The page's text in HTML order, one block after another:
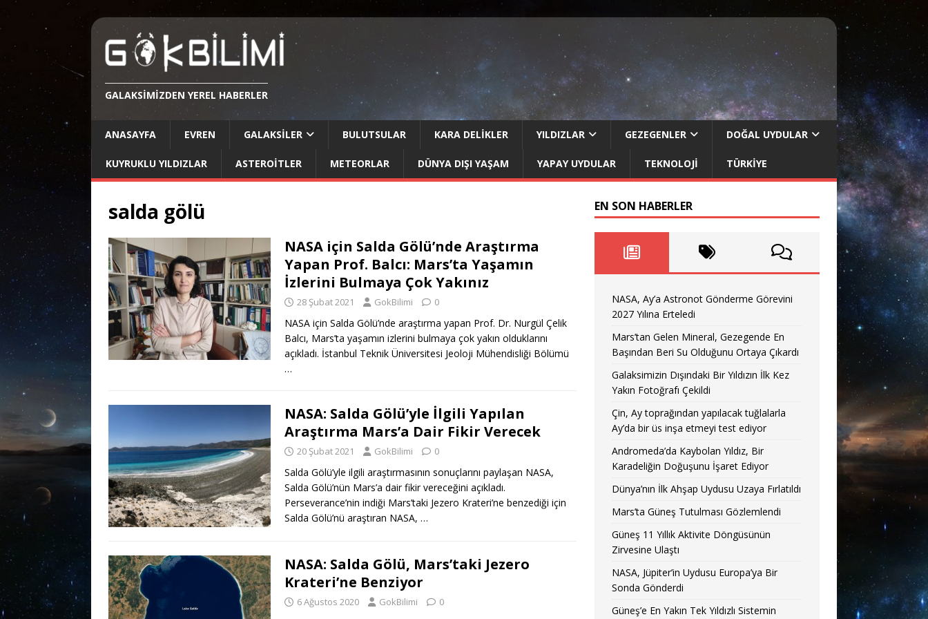
GALAKSIMIZDEN YEREL HABERLER
ANASAYFA EVREN GALAKSILER BULUTSULAR KARA DELIKLER YILDIZLAR GEZEGENLER DOĞAL UYDULAR
KUYRUKLU YILDIZLAR ASTEROITLER METEORLAR DÜNYA DIŞI YAŞAM YAPAY UYDULAR TEKNOLOJI TÜRKIYE
salda gölü
NASA için Salda Gölü’nde Araştırma
Yapan Prof. Balcı: Mars’ta Yaşamın
İzlerini Bulmaya Çok Yakınız
28 Şubat 2021 GokBilimi 0
NASA için Salda Gölü’nde araştırma yapan Prof. Dr. Nurgül Çelik
Balcı, Mars’ta yaşamın izlerini bulmaya çok yakın olduklarını
açıkladı. İstanbul Teknik Üniversitesi Jeoloji Mühendisliği Bölümü
…
NASA: Salda Gölü’yle İlgili Yapılan
Araştırma Mars’a Dair Fikir Verecek
20 Şubat 2021 GokBilimi 0
Salda Gölü’yle ilgili araştırmasının sonuçlarını paylaşan NASA,
Salda Gölü’nün Mars’a dair fikir vereceğini açıkladı.
Perseverance’nin indiği Mars’taki Jezero Krateri’ne benzediği için
Salda Gölü’nü araştıran NASA, …
NASA: Salda Gölü, Mars’taki Jezero
Krateri’ne Benziyor
6 Ağustos 2020 GokBilimi 0
EN SON HABERLER
NASA, Ay’a Astronot Gönderme Görevini
2027 Yılına Erteledi
Mars’tan Gelen Mineral, Gezegende En
Başından Beri Su Olduğunu Ortaya Çıkardı
Galaksimizin Dışındaki Bir Yıldızın İlk Kez
Yakın Fotoğrafı Çekildi
Çin, Ay toprağından yapılacak tuğlalarla
Ay’da bir üs inşa etmeyi test ediyor
Andromeda’da Kaybolan Yıldız, Bir
Karadeliğin Doğuşunu İşaret Ediyor
Dünya’nın İlk Ahşap Uydusu Uzaya Fırlatıldı
Mars’ta Güneş Tutulması Gözlemlendi
Güneş 11 Yıllık Aktivite Döngüsünün
Zirvesine Ulaştı
NASA, Jüpiter’in Uydusu Europa’ya Bir
Sonda Gönderdi
Güneş’e En Yakın Tek Yıldızlı Sistemin